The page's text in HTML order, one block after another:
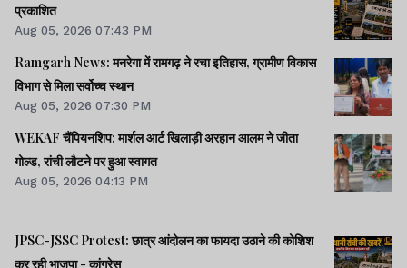
प्रकाशित
Aug 05, 2026 07:43 PM
Ramgarh News: मनरेगा में रामगढ़ ने रचा इतिहास, ग्रामीण विकास
विभाग से मिला सर्वोच्च स्थान
Aug 05, 2026 07:30 PM
WEKAF चैंपियनशिप: मार्शल आर्ट खिलाड़ी अरहान आलम ने जीता
गोल्ड, रांची लौटने पर हुआ स्वागत
Aug 05, 2026 04:13 PM
JPSC-JSSC Protest: छात्र आंदोलन का फायदा उठाने की कोशिश
कर रही भाजपा - कांग्रेस